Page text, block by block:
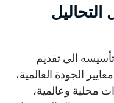
الى تقديم
الجودة العالمية،
محلية وعالمية،